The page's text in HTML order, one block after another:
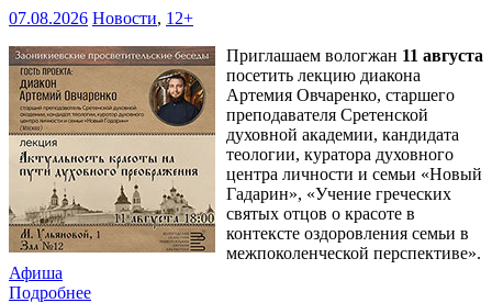
07.08.2026 Новости, 12+
Приглашаем вологжан 11 августа
посетить лекцию диакона
Артемия Овчаренко, старшего
преподавателя Сретенской
духовной академии, кандидата
теологии, куратора духовного
центра личности и семьи «Новый
Гадарин», «Учение греческих
святых отцов о красоте в
контексте оздоровления семьи в
межпоколенческой перспективе».
Афиша
Подробнее